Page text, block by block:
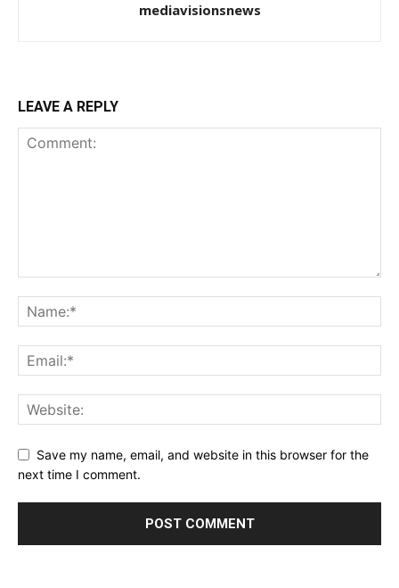
mediavisionsnews
LEAVE A REPLY
Save my name, email, and website in this browser for the
next time I comment.